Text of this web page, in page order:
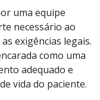
uma equipe
necessário ao
exigências legais.
como uma
adequado e
vida do paciente.